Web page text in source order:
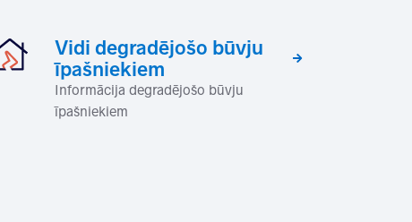
Vidi degradējošo būvju
īpašniekiem
Informācija degradējošo būvju
īpašniekiem